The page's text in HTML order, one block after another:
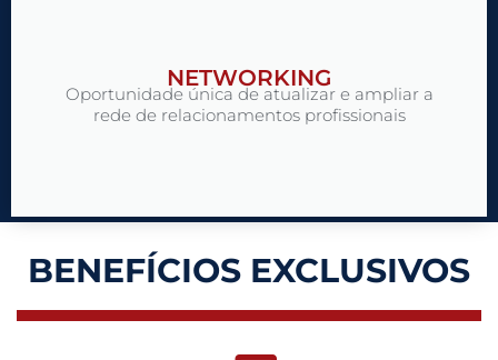
NETWORKING​
Oportunidade única de atualizar e ampliar a
rede de relacionamentos profissionais
BENEFÍCIOS EXCLUSIVOS